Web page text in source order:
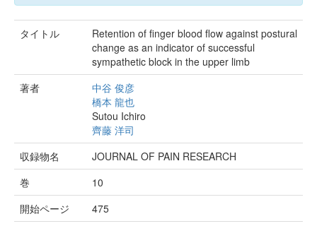
タイトル
Retention of finger blood flow against postural
change as an indicator of successful
sympathetic block in the upper limb
著者
中谷 俊彦
橋本 龍也
Sutou Ichiro
齊藤 洋司
収録物名
JOURNAL OF PAIN RESEARCH
巻
10
開始ページ
475